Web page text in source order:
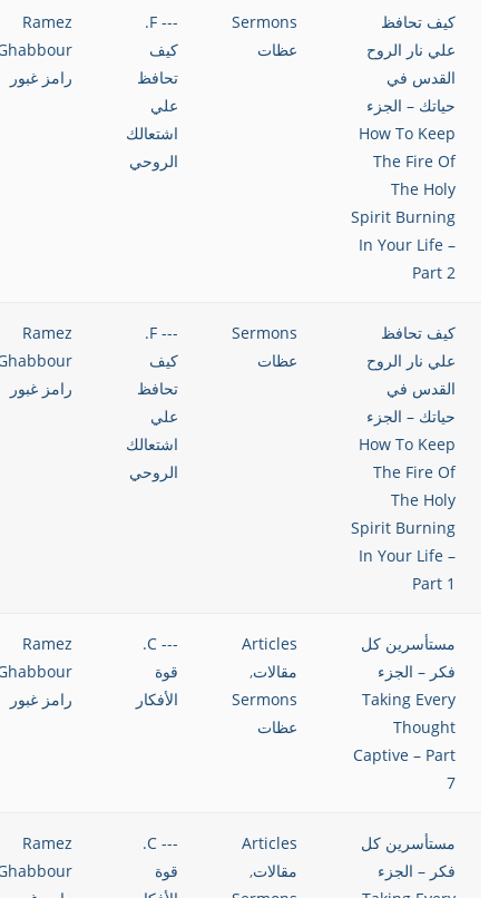
كيف تحافظ
علي نار الروح
القدس في
حياتك – الجزء
How To Keep
The Fire Of
The Holy
Spirit Burning
In Your Life –
Part 2
Sermons
عظات
--- F.
كيف
تحافظ
علي
اشتعالك
الروحي
Ramez
رامز غبور
كيف تحافظ
علي نار الروح
القدس في
حياتك – الجزء
How To Keep
The Fire Of
The Holy
Spirit Burning
In Your Life –
Part 1
Sermons
عظات
--- F.
كيف
تحافظ
علي
اشتعالك
الروحي
Ramez
رامز غبور
مستأسرين كل
فكر – الجزء
Taking Every
Thought
Captive – Part
7
Articles
مقالات,
Sermons
عظات
--- C.
قوة
الأفكار
Ramez
رامز غبور
مستأسرين كل
فكر – الجزء
Articles
مقالات,
--- C.
قوة
Ramez